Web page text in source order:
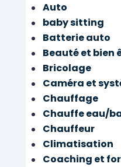
Auto
baby sitting
Batterie auto
Beauté et bien
Bricolage
Caméra et
Chauffage
Chauffe eau/
Chauffeur
Climatisation
Coaching et